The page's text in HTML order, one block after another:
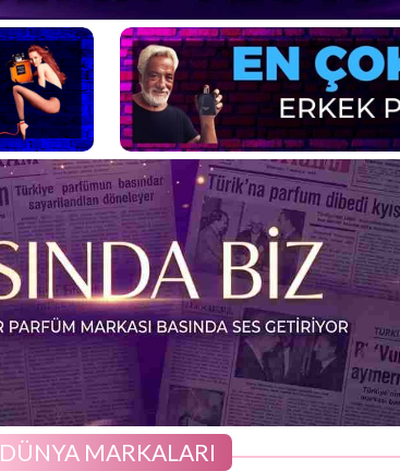
DÜNYA MARKALARI